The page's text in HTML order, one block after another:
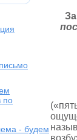
по
- будем